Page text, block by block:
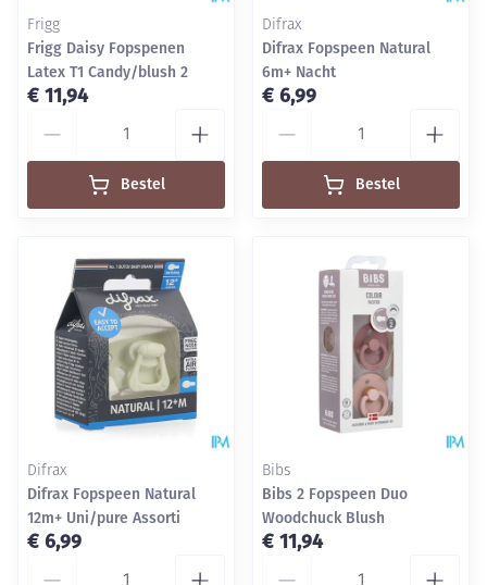
Frigg
Frigg Daisy Fopspenen
Latex T1 Candy/blush 2
€ 11,94
Bestel
Difrax
Difrax Fopspeen Natural
6m+ Nacht
€ 6,99
Bestel
Difrax
Difrax Fopspeen Natural
12m+ Uni/pure Assorti
€ 6,99
Bibs
Bibs 2 Fopspeen Duo
Woodchuck Blush
€ 11,94